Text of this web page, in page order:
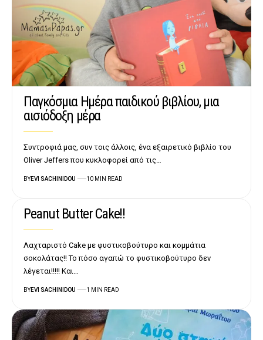
Παγκόσμια Ημέρα παιδικού βιβλίου, μια
αισιόδοξη μέρα
Συντροφιά μας, συν τοις άλλοις, ένα εξαιρετικό βιβλίο του
Oliver Jeffers που κυκλοφορεί από τις…
BYEVI SACHINIDOU 10 MIN READ
Peanut Butter Cake!!
Λαχταριστό Cake με φυστικοβούτυρο και κομμάτια
σοκολάτας!! Το πόσο αγαπώ το φυστικοβούτυρο δεν
λέγεται!!!!! Και…
BYEVI SACHINIDOU 1 MIN READ